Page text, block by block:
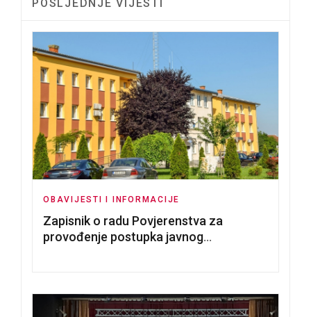
POSLJEDNJE VIJESTI
OBAVIJESTI I INFORMACIJE
Zapisnik o radu Povjerenstva za
provođenje postupka javnog